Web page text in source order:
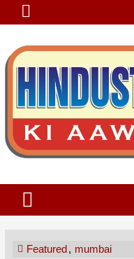
Featured, mumbai